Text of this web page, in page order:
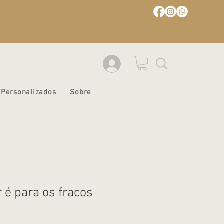
Personalizados Sobre
é para os fracos